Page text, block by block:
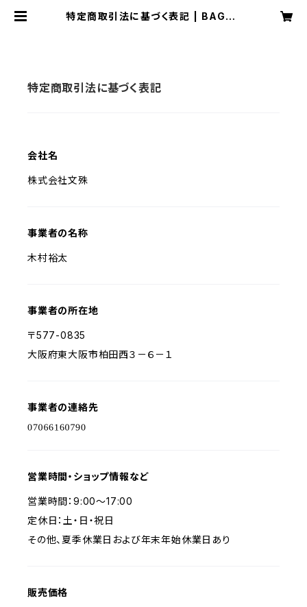
特定商取引法に基づく表記 | BAGSB
特定商取引法に基づく表記
会社名
株式会社文殊
事業者の名称
木村裕太
事業者の所在地
〒577-0835
大阪府東大阪市柏田西３－６－１
事業者の連絡先
営業時間・ショップ情報など
営業時間：9:00～17:00
定休日：土・日・祝日
その他、夏季休業日および年末年始休業日あり
販売価格